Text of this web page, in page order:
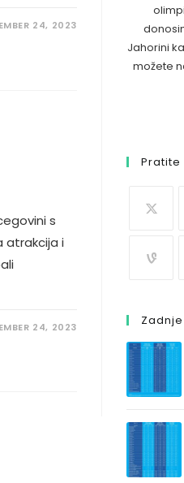
24, 2023
s
atrakcija i
24, 2023
Jahorini
možete
Pratite